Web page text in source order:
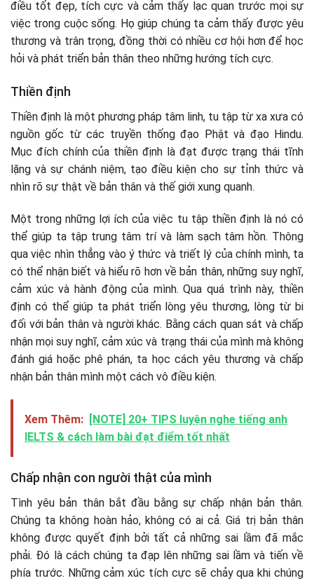
điều tốt đẹp, tích cực và cảm thấy lạc quan trước mọi sự
việc trong cuộc sống. Họ giúp chúng ta cảm thấy được yêu
thương và trân trọng, đồng thời có nhiều cơ hội hơn để học
hỏi và phát triển bản thân theo những hướng tích cực.
Thiền định
Thiền định là một phương pháp tâm linh, tu tập từ xa xưa có
nguồn gốc từ các truyền thống đạo Phật và đạo Hindu.
Mục đích chính của thiền định là đạt được trạng thái tĩnh
lặng và sự chánh niệm, tạo điều kiện cho sự tỉnh thức và
nhìn rõ sự thật về bản thân và thế giới xung quanh.
Một trong những lợi ích của việc tu tập thiền định là nó có
thể giúp ta tập trung tâm trí và làm sạch tâm hồn. Thông
qua việc nhìn thẳng vào ý thức và triết lý của chính mình, ta
có thể nhận biết và hiểu rõ hơn về bản thân, những suy nghĩ,
cảm xúc và hành động của mình. Qua quá trình này, thiền
định có thể giúp ta phát triển lòng yêu thương, lòng từ bi
đối với bản thân và người khác. Bằng cách quan sát và chấp
nhận mọi suy nghĩ, cảm xúc và trạng thái của mình mà không
đánh giá hoặc phê phán, ta học cách yêu thương và chấp
nhận bản thân mình một cách vô điều kiện.
Xem Thêm:
[NOTE] 20+ TIPS luyện nghe tiếng anh
IELTS & cách làm bài đạt điểm tốt nhất
Chấp nhận con người thật của mình
Tình yêu bản thân bắt đầu bằng sự chấp nhận bản thân.
Chúng ta không hoàn hảo, không có ai cả. Giá trị bản thân
không được quyết định bởi tất cả những sai lầm đã mắc
phải. Đó là cách chúng ta đạp lên những sai lầm và tiến về
phía trước. Những cảm xúc tích cực sẽ chảy qua khi chúng